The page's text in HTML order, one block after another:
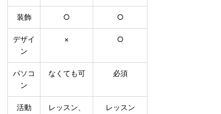
装飾 ○ ○
デザイ
ン
× ○
パソコ
ン
なくても可 必須
活動 レッスン、 レッスン